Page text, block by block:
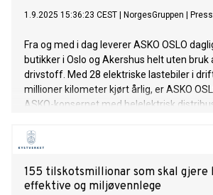
1.9.2025 15:36:23 CEST NorgesGruppen
Fra og med i dag leverer ASKO OSLO
butikker i Oslo og Akershus helt uten bruk
drivstoff. Med 28 elektriske lastebiler i
millioner kilometer kjørt årlig, er ASKO
ASKO-konsernet med helelektrisk
155 tilskotsmillionar som skal gjere
effektive og miljøvennlege